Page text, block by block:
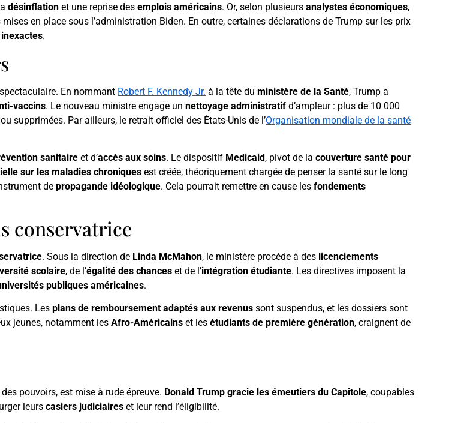
désinflation et une reprise des emplois américains. Or, selon plusieurs analystes économiques,
en place sous l’administration Biden. En outre, certaines déclarations de Trump sur les prix
.
En nommant Robert F. Kennedy Jr. à la tête du ministère de la Santé, Trump a
vaccins. Le nouveau ministre engage un nettoyage administratif d’ampleur : plus de 10 000
supprimées. Par ailleurs, le retrait officiel des États-Unis de l’Organisation mondiale de la santé
sanitaire et d’accès aux soins. Le dispositif Medicaid , pivot de la couverture santé pour
sur les maladies chroniques est créée, théoriquement chargée de penser la santé sur le long
de propagande idéologique. Cela pourrait remettre en cause les fondements
conservatrice
. Sous la direction de Linda McMahon, le ministère procède à des licenciements
scolaire, de l’égalité des chances et de l’intégration étudiante. Les directives imposent la
publiques américaines.
Les plans de remboursement adaptés aux revenus sont suspendus, et les dossiers sont
jeunes, notamment les Afro-Américains et les étudiants de première génération, craignent de
pouvoirs, est mise à rude épreuve. Donald Trump gracie les émeutiers du Capitole, coupables
leurs casiers judiciaires et leur rend l’éligibilité.